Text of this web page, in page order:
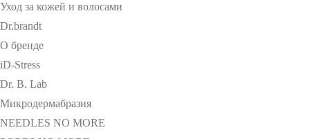
Уход за кожей и волосами
Dr.brandt
О бренде
iD-Stress
Dr. B. Lab
Микродермабразия
NEEDLES NO MORE